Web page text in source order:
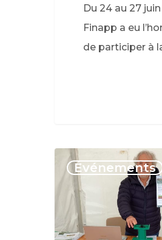
Du 24 au 27
Finapp a eu
de participer à
Événements